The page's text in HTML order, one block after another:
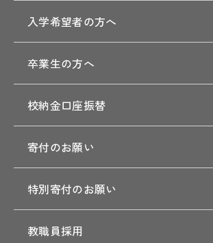
入学希望者の方へ
卒業生の方へ
校納金口座振替
寄付のお願い
特別寄付のお願い
教職員採用